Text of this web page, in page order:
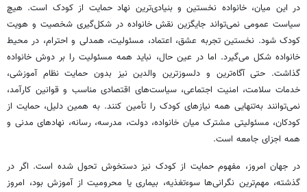
در این میان، خانواده نخستین و بنیادی‌ترین نهاد حمایت از کودک است. هیچ
سیاست عمومی نمی‌تواند جایگزین نقش خانواده در شکل‌گیری شخصیت و هویت
کودک شود. نخستین تجربه عشق، اعتماد، مسئولیت، همدلی و احترام، در محیط
خانواده شکل می‌گیرد. اما در عین حال، نباید همه مسئولیت را بر دوش خانواده
گذاشت. حتی آگاه‌ترین و دلسوزترین والدین نیز بدون حمایت نظام آموزشی،
خدمات سلامت، امنیت اجتماعی، سیاست‌های اقتصادی مناسب و قوانین کارآمد،
نمی‌توانند به‌تنهایی همه نیازهای کودک را تأمین کنند. به همین دلیل، حمایت از
کودکان، مسئولیتی مشترک میان خانواده، دولت، مدرسه، رسانه، نهادهای مدنی و
همه اجزای جامعه است.
در جهان امروز، مفهوم حمایت از کودک نیز دستخوش تحول شده است. اگر در
گذشته، مهم‌ترین نگرانی‌ها سوءتغذیه، بیماری یا محرومیت از آموزش بود، امروز